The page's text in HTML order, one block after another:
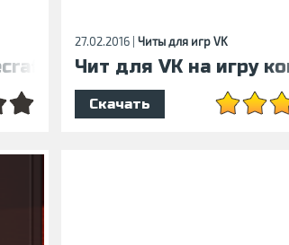
1.8.7
27.02.2016 | Читы для игр VK
Чит для VK на игру
Скачать